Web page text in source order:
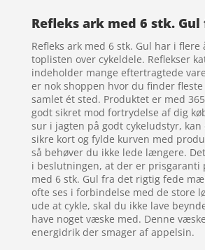
Refleks ark med 6 stk. Gul
Refleks ark med 6 stk. Gul har i
toplisten over cykeldele. Reflekser
indeholder mange eftertragtede
er nok shoppen hvor du finder fleste
samlet ét sted. Produktet er med
godt sikret mod fortrydelse af dig
sur i jagten på godt cykeludstyr,
sikre kort og fylde kurven med
så behøver du ikke lede længere.
i beslutningen, at der er prisgaranti
med 6 stk. Gul fra det rigtig fede
ofte ses i forbindelse med de store
ude at cykle, skal du ikke lave
have noget væske med. Denne
energidrik der smager af appelsin.